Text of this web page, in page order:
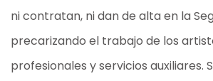
ni contratan, ni dan de alta en la
precarizando el trabajo de los
profesionales y servicios auxiliares.